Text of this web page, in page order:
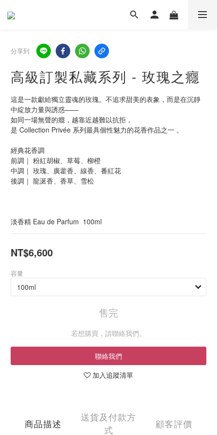
分享到
高級訂製私藏系列 - 玫瑰之癮
這是一款獻給獨立靈魂的玫瑰。不追求甜美的表象，而是在沉靜
中綻放力量與誘惑——
如同一場無聲的癮，越靠近越難以抗拒，
是 Collection Privée 系列最具個性魅力的花香作品之一 。
經典花香調
前調｜ 粉紅胡椒、草莓、柳橙
中調｜ 玫瑰、廣藿香、線香、番紅花
後調｜ 龍涎香、香草、雪松
淡香精 Eau de Parfum  100ml
NT$6,600
容量
售完
若想購買，請聯絡我們。
聯絡我們
加入追蹤清單
商品描述
送貨及付款方
式
顧客評價